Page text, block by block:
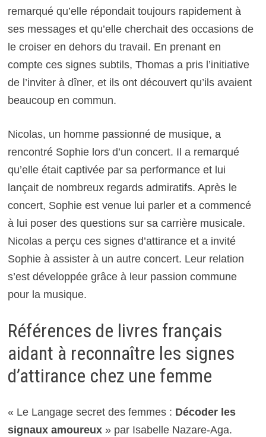
remarqué qu’elle répondait toujours rapidement à
ses messages et qu’elle cherchait des occasions de
le croiser en dehors du travail. En prenant en
compte ces signes subtils, Thomas a pris l’initiative
de l’inviter à dîner, et ils ont découvert qu’ils avaient
beaucoup en commun.
Nicolas, un homme passionné de musique, a
rencontré Sophie lors d’un concert. Il a remarqué
qu’elle était captivée par sa performance et lui
lançait de nombreux regards admiratifs. Après le
concert, Sophie est venue lui parler et a commencé
à lui poser des questions sur sa carrière musicale.
Nicolas a perçu ces signes d’attirance et a invité
Sophie à assister à un autre concert. Leur relation
s’est développée grâce à leur passion commune
pour la musique.
Références de livres français
aidant à reconnaître les signes
d’attirance chez une femme
« Le Langage secret des femmes : Décoder les
signaux amoureux» par Isabelle Nazare-Aga.